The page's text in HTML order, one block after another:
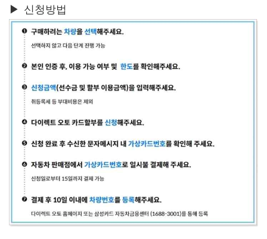
▶ 신청방법